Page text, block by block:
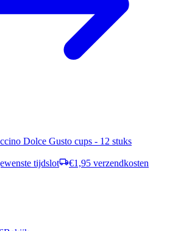
Dolce Gusto cups - 12 stuks
tijdslot €1,95 verzendkosten